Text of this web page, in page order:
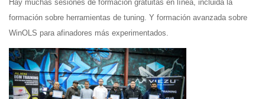
Hay muchas sesiones de formación gratuitas en línea, incluida la
formación sobre herramientas de tuning. Y formación avanzada sobre
WinOLS para afinadores más experimentados.